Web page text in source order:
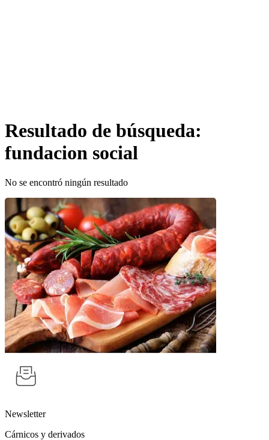
Resultado de búsqueda:
fundacion social
No se encontró ningún resultado
Newsletter
Cárnicos y derivados